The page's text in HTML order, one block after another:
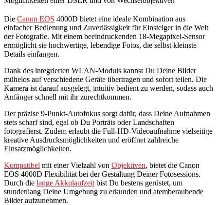
Die Canon EOS 4000D bietet eine ideale Kombination aus
einfacher Bedienung und Zuverlässigkeit für Einsteiger in die Welt
der Fotografie. Mit einem beeindruckenden 18-Megapixel-Sensor
ermöglicht sie hochwertige, lebendige Fotos, die selbst kleinste
Details einfangen.
Dank des integrierten WLAN-Moduls kannst Du Deine Bilder
mühelos auf verschiedene Geräte übertragen und sofort teilen. Die
Kamera ist darauf ausgelegt, intuitiv bedient zu werden, sodass auch
Anfänger schnell mit ihr zurechtkommen.
Der präzise 9-Punkt-Autofokus sorgt dafür, dass Deine Aufnahmen
stets scharf sind, egal ob Du Porträts oder Landschaften
fotografierst. Zudem erlaubt die Full-HD-Videoaufnahme vielseitige
kreative Ausdrucksmöglichkeiten und eröffnet zahlreiche
Einsatzmöglichkeiten.
Kompatibel mit einer Vielzahl von Objektiven, bietet die Canon
EOS 4000D Flexibilität bei der Gestaltung Deiner Fotosessions.
Durch die lange Akkulaufzeit bist Du bestens gerüstet, um
stundenlang Deine Umgebung zu erkunden und atemberaubende
Bilder aufzunehmen.